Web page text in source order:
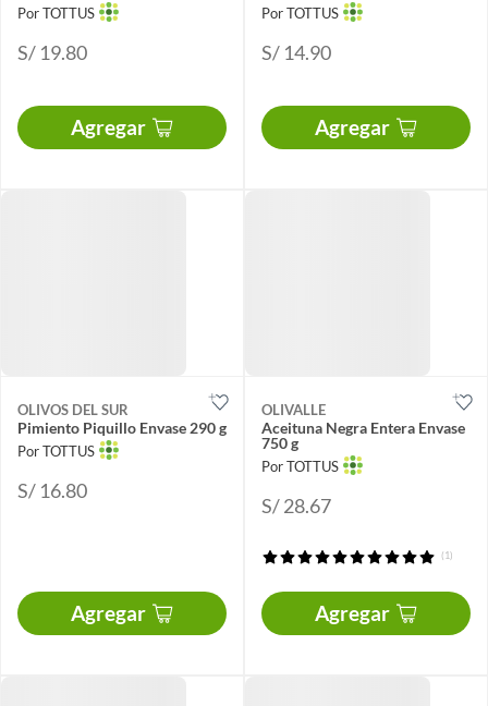
Por TOTTUS
S/ 19.80
Agregar
Por TOTTUS
S/ 14.90
Agregar
OLIVOS DEL SUR
Pimiento Piquillo Envase 290 g
Por TOTTUS
S/ 16.80
Agregar
OLIVALLE
Aceituna Negra Entera Envase
750 g
Por TOTTUS
S/ 28.67
(1)
Agregar